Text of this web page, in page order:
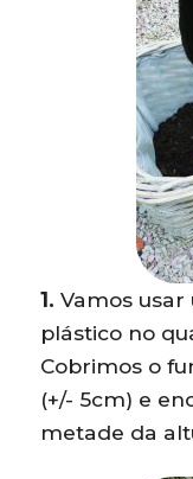
1. Vamos
plástico no
Cobrimos o
(+/- 5cm) e
metade da